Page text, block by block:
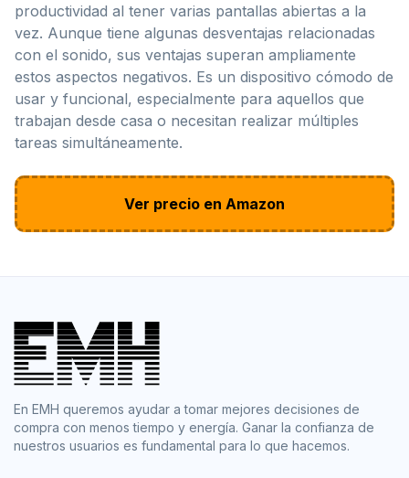
productividad al tener varias pantallas abiertas a la
vez. Aunque tiene algunas desventajas relacionadas
con el sonido, sus ventajas superan ampliamente
estos aspectos negativos. Es un dispositivo cómodo de
usar y funcional, especialmente para aquellos que
trabajan desde casa o necesitan realizar múltiples
tareas simultáneamente.
Ver precio en Amazon
En EMH queremos ayudar a tomar mejores decisiones de
compra con menos tiempo y energía. Ganar la confianza de
nuestros usuarios es fundamental para lo que hacemos.